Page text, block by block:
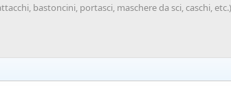
bastoncini, portasci, maschere da sci, caschi,